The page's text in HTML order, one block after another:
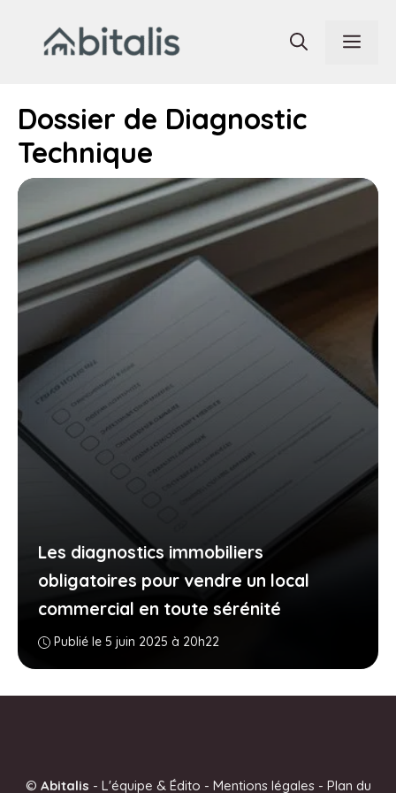
contenu
Dossier de Diagnostic
Technique
Les diagnostics immobiliers
obligatoires pour vendre un local
commercial en toute sérénité
Publié le 5 juin 2025 à 20h22
© Abitalis - L'équipe & Édito - Mentions légales- Plan du